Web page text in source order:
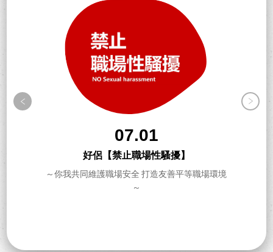
07.01
好侶【禁止職場性騷擾】
～你我共同維護職場安全 打造友善平等職場環境
～